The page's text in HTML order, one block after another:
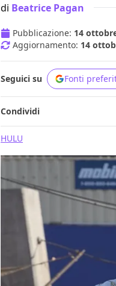
di Beatrice Pagan
Pubblicazione: 14
Aggiornamento: 14
Seguici su Fonti
Condividi
HULU